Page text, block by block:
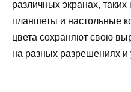
различных экранах,
планшеты и настольные
цвета сохраняют свою
на разных разрешениях и